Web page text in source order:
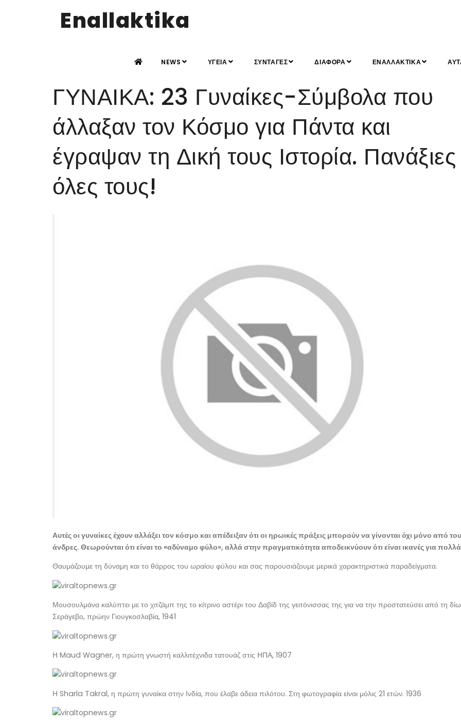
Enallaktika
NEWS ΥΓΕΙΑ ΣΥΝΤΑΓΕΣ ΔΙΑΦΟΡΑ ΕΝΑΛΛΑΚΤΙΚΑ
ΓΥΝΑΙΚΑ: 23 Γυναίκες-Σύμβολα που
άλλαξαν τον Κόσμο για Πάντα και
έγραψαν τη Δική τους Ιστορία. Πανάξιες
όλες τους!
Αυτές οι γυναίκες έχουν αλλάξει τον κόσμο και απέδειξαν ότι οι ηρωικές πράξεις μπορούν να γίνονται όχι μόνο από
άνδρες. Θεωρούνται ότι είναι το «αδύναμο φύλο», αλλά στην πραγματικότητα αποδεικνύουν ότι είναι ικανές για
Θαυμάζουμε τη δύναμη και το θάρρος του ωραίου φύλου και σας παρουσιάζουμε μερικά χαρακτηριστικά παραδείγματα.
Μουσουλμάνα καλύπτει με το χιτζάμπ της το κίτρινο αστέρι του Δαβίδ της γειτόνισσας της για να την προστατεύσει από τη
Σεράγεβο, πρώην Γιουγκοσλαβία, 1941
Η Maud Wagner, η πρώτη γνωστή καλλιτέχνιδα τατουάζ στις ΗΠΑ, 1907
Η Sharla Takral, η πρώτη γυναίκα στην Ινδία, που έλαβε άδεια πιλότου. Στη φωτογραφία είναι μόλις 21 ετών. 1936